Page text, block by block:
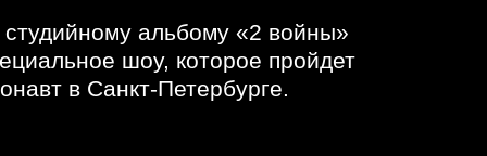
альбому «2 войны»
шоу, которое пройдет
в Санкт-Петербурге.